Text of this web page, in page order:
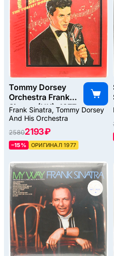
Tommy Dorsey
Orchestra Frank
Sinatra (UK), 1977
Frank Sinatra, Tommy Dorsey
And His Orchestra
25802193 ₽
–15% ОРИГИНАЛ 1977